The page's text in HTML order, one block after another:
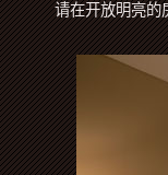
请在开放明亮的